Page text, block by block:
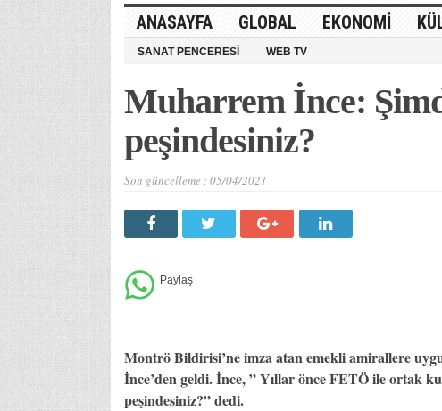
ANASAYFA GLOBAL EKONOMİ
SANAT PENCERESİ WEB TV
Muharrem İnce:
peşindesiniz?
Son güncelleme :05/04/2021
Montrö Bildirisi’ne imza atan emekli amirallere
İnce’den geldi. İnce, ” Yıllar önce FETÖ ile ortak
peşindesiniz?” dedi.